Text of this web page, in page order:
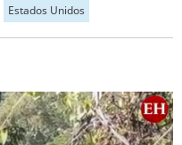
Estados Unidos